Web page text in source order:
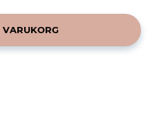
VARUKORG